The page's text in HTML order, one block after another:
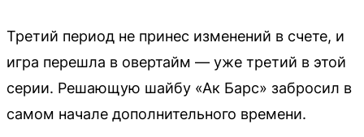
Третий период не принес изменений в счете, и
игра перешла в овертайм — уже третий в этой
серии. Решающую шайбу «Ак Барс» забросил в
самом начале дополнительного времени.